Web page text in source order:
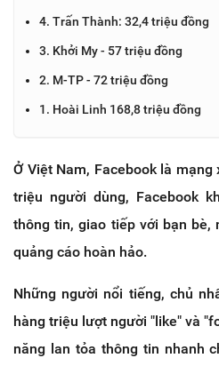
4. Trấn Thành: 32,4 triệu đồng
3. Khởi My - 57 triệu đồng
2. M-TP - 72 triệu đồng
1. Hoài Linh 168,8 triệu đồng
Ở Việt Nam, Facebook là
triệu người dùng, Facebook
thông tin, giao tiếp với bạn
quảng cáo hoàn hảo.
Những người nổi tiếng, chủ
hàng triệu lượt người "like" và
năng lan tỏa thông tin nhanh